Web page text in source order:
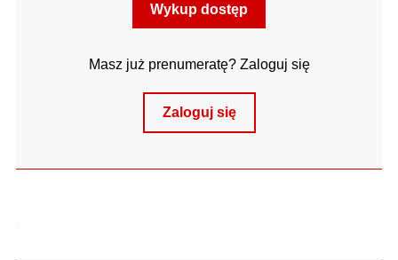
Wykup dostęp
Masz już prenumeratę? Zaloguj się
Zaloguj się